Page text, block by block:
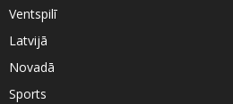
Ventspilī
Latvijā
Novadā
Sports